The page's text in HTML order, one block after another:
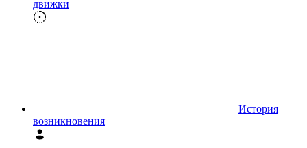
движки
История
возникновения